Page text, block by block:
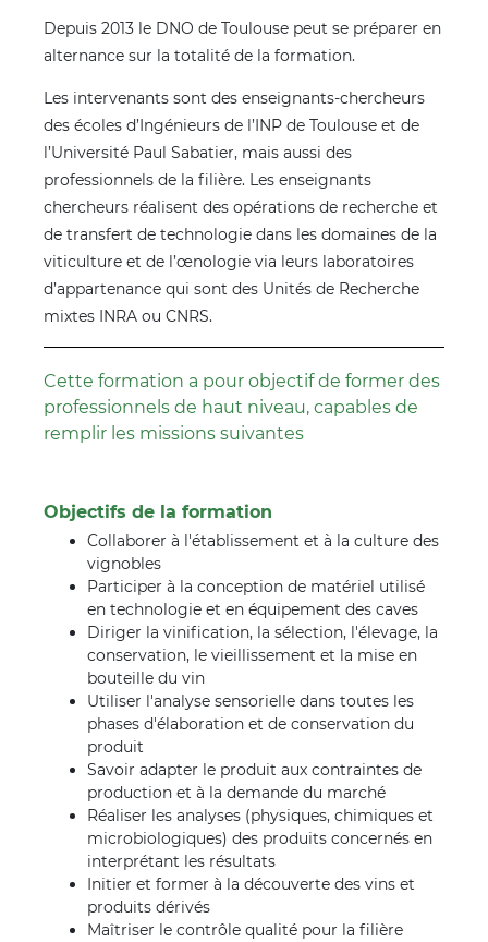
Depuis 2013 le DNO de Toulouse peut se préparer en
alternance sur la totalité de la formation.
Les intervenants sont des enseignants-chercheurs
des écoles d’Ingénieurs de l’INP de Toulouse et de
l’Université Paul Sabatier, mais aussi des
professionnels de la filière. Les enseignants
chercheurs réalisent des opérations de recherche et
de transfert de technologie dans les domaines de la
viticulture et de l’œnologie via leurs laboratoires
d’appartenance qui sont des Unités de Recherche
mixtes INRA ou CNRS.
Cette formation a pour objectif de former des
professionnels de haut niveau, capables de
remplir les missions suivantes
Objectifs de la formation
Collaborer à l'établissement et à la culture des
vignobles
Participer à la conception de matériel utilisé
en technologie et en équipement des caves
Diriger la vinification, la sélection, l'élevage, la
conservation, le vieillissement et la mise en
bouteille du vin
Utiliser l'analyse sensorielle dans toutes les
phases d'élaboration et de conservation du
produit
Savoir adapter le produit aux contraintes de
production et à la demande du marché
Réaliser les analyses (physiques, chimiques et
microbiologiques) des produits concernés en
interprétant les résultats
Initier et former à la découverte des vins et
produits dérivés
Maîtriser le contrôle qualité pour la filière